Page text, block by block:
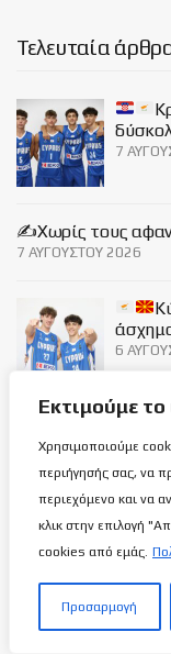
Εκτιμούμε
Χρησιμοποιούμε
περιήγησής σας, να
περιεχόμενο και να
κλικ στην επιλογή
cookies από εμάς.
Προσαρμογή
Τελευταία
7
✍️Χωρίς τους
7 ΑΥΓΟΎΣΤΟΥ 2026
6
Σχετικά με εμάς